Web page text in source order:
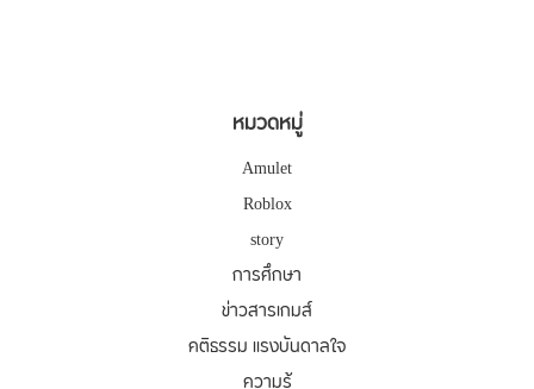
หมวดหมู่
Amulet
Roblox
story
การศึกษา
ข่าวสารเกมส์
คติธรรม แรงบันดาลใจ